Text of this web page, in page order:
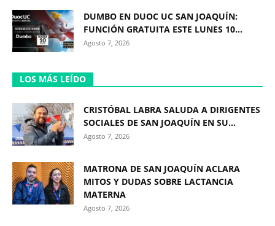
DUMBO EN DUOC UC SAN JOAQUÍN:
FUNCIÓN GRATUITA ESTE LUNES 10...
Agosto 7, 2026
LOS MÁS LEÍDO
CRISTÓBAL LABRA SALUDA A DIRIGENTES
SOCIALES DE SAN JOAQUÍN EN SU...
Agosto 7, 2026
MATRONA DE SAN JOAQUÍN ACLARA
MITOS Y DUDAS SOBRE LACTANCIA
MATERNA
Agosto 7, 2026